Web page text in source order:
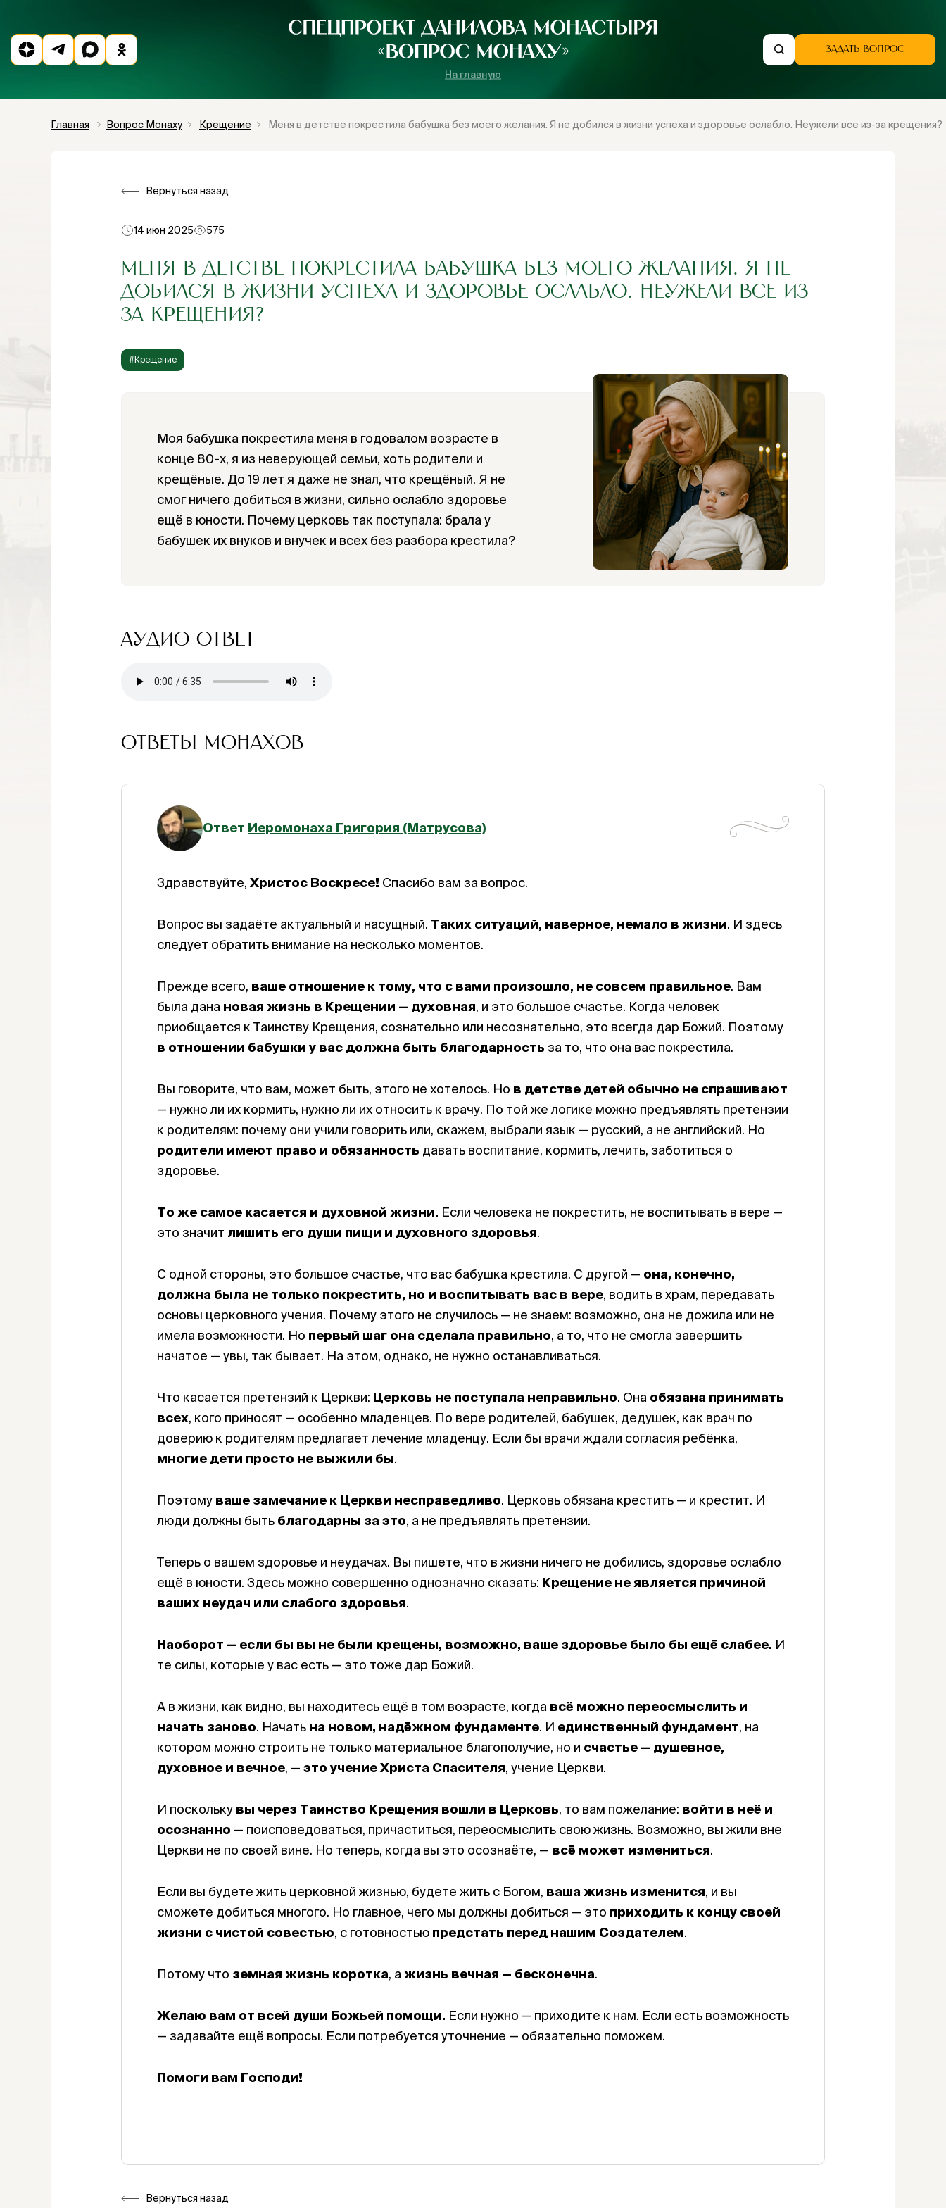
На главную
ЗАДАТЬ ВОПРОС
Главная Вопрос Монаху Крещение Меня в детстве покрестила бабушка без моего желания. Я не добился в жизни успеха и здоровье ослабло. Неужели все из-за крещения?
Вернуться назад
14 июн 2025 575
МЕНЯ В ДЕТСТВЕ ПОКРЕСТИЛА БАБУШКА БЕЗ МОЕГО ЖЕЛАНИЯ. Я НЕ
ДОБИЛСЯ В ЖИЗНИ УСПЕХА И ЗДОРОВЬЕ ОСЛАБЛО. НЕУЖЕЛИ ВСЕ ИЗ-
ЗА КРЕЩЕНИЯ?
#Крещение
Моя бабушка покрестила меня в годовалом возрасте в
конце 80-х, я из неверующей семьи, хоть родители и
крещёные. До 19 лет я даже не знал, что крещёный. Я не
смог ничего добиться в жизни, сильно ослабло здоровье
ещё в юности. Почему церковь так поступала: брала у
бабушек их внуков и внучек и всех без разбора крестила?
АУДИО ОТВЕТ
ОТВЕТЫ МОНАХОВ
Ответ Иеромонаха Григория (Матрусова)
Здравствуйте, Христос Воскресе! Спасибо вам за вопрос.
Вопрос вы задаёте актуальный и насущный. Таких ситуаций, наверное, немало в жизни. И здесь
следует обратить внимание на несколько моментов.
Прежде всего, ваше отношение к тому, что с вами произошло, не совсем правильное. Вам
была дана новая жизнь в Крещении — духовная, и это большое счастье. Когда человек
приобщается к Таинству Крещения, сознательно или несознательно, это всегда дар Божий. Поэтому
в отношении бабушки у вас должна быть благодарность за то, что она вас покрестила.
Вы говорите, что вам, может быть, этого не хотелось. Но в детстве детей обычно не спрашивают
— нужно ли их кормить, нужно ли их относить к врачу. По той же логике можно предъявлять претензии
к родителям: почему они учили говорить или, скажем, выбрали язык — русский, а не английский. Но
родители имеют право и обязанность давать воспитание, кормить, лечить, заботиться о
здоровье.
То же самое касается и духовной жизни. Если человека не покрестить, не воспитывать в вере —
это значит лишить его души пищи и духовного здоровья.
С одной стороны, это большое счастье, что вас бабушка крестила. С другой — она, конечно,
должна была не только покрестить, но и воспитывать вас в вере, водить в храм, передавать
основы церковного учения. Почему этого не случилось — не знаем: возможно, она не дожила или не
имела возможности. Но первый шаг она сделала правильно, а то, что не смогла завершить
начатое — увы, так бывает. На этом, однако, не нужно останавливаться.
Что касается претензий к Церкви: Церковь не поступала неправильно. Она обязана принимать
всех, кого приносят — особенно младенцев. По вере родителей, бабушек, дедушек, как врач по
доверию к родителям предлагает лечение младенцу. Если бы врачи ждали согласия ребёнка,
многие дети просто не выжили бы.
Поэтому ваше замечание к Церкви несправедливо. Церковь обязана крестить — и крестит. И
люди должны быть благодарны за это, а не предъявлять претензии.
Теперь о вашем здоровье и неудачах. Вы пишете, что в жизни ничего не добились, здоровье ослабло
ещё в юности. Здесь можно совершенно однозначно сказать: Крещение не является причиной
ваших неудач или слабого здоровья.
Наоборот — если бы вы не были крещены, возможно, ваше здоровье было бы ещё слабее. И
те силы, которые у вас есть — это тоже дар Божий.
А в жизни, как видно, вы находитесь ещё в том возрасте, когда всё можно переосмыслить и
начать заново. Начать на новом, надёжном фундаменте. И единственный фундамент, на
котором можно строить не только материальное благополучие, но и счастье — душевное,
духовное и вечное, — это учение Христа Спасителя, учение Церкви.
И поскольку вы через Таинство Крещения вошли в Церковь, то вам пожелание: войти в неё и
осознанно — поисповедоваться, причаститься, переосмыслить свою жизнь. Возможно, вы жили вне
Церкви не по своей вине. Но теперь, когда вы это осознаёте, — всё может измениться.
Если вы будете жить церковной жизнью, будете жить с Богом, ваша жизнь изменится, и вы
сможете добиться многого. Но главное, чего мы должны добиться — это приходить к концу своей
жизни с чистой совестью, с готовностью предстать перед нашим Создателем.
Потому что земная жизнь коротка, а жизнь вечная — бесконечна.
Желаю вам от всей души Божьей помощи. Если нужно — приходите к нам. Если есть возможность
— задавайте ещё вопросы. Если потребуется уточнение — обязательно поможем.
Помоги вам Господи!
Вернуться назад